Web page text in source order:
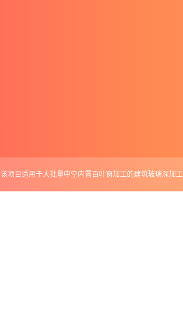
该项目适用于大批量中空内置百叶窗加工的建筑玻璃深加